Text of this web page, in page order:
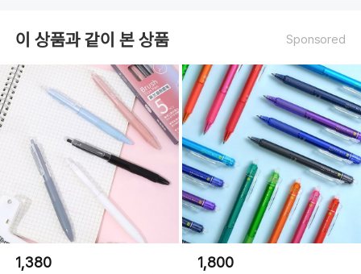
이 상품과 같이 본 상품 Sponsored
1,380 1,800